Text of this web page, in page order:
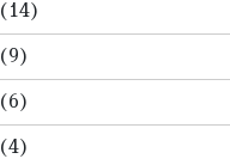
(14)
(9)
(6)
(4)